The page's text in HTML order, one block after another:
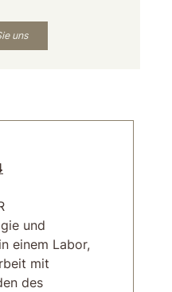
uns
und
einem Labor,
mit
des